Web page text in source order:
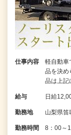
仕事内容
軽自動車
品を決め
品は上記
給与 日給
勤務地 山梨県笛
勤務時間 8：00～